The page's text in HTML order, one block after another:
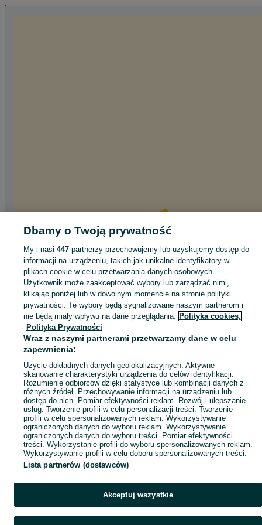
Ups! Coś poszło nie tak...
Odśwież lub wróć na stronę główną
Odśwież
Dbamy o Twoją prywatność
My i nasi 447partnerzy przechowujemy lub uzyskujemy dostęp do
informacji na urządzeniu, takich jak unikalne identyfikatory w
plikach cookie w celu przetwarzania danych osobowych.
Użytkownik może zaakceptować wybory lub zarządzać nimi,
klikając poniżej lub w dowolnym momencie na stronie polityki
prywatności. Te wybory będą sygnalizowane naszym partnerom i
nie będą miały wpływu na dane przeglądania. Polityka cookies,
Polityka Prywatności
Wraz z naszymi partnerami przetwarzamy dane w celu
zapewnienia:
Użycie dokładnych danych geolokalizacyjnych. Aktywne
skanowanie charakterystyki urządzenia do celów identyfikacji.
Rozumienie odbiorców dzięki statystyce lub kombinacji danych z
różnych źródeł. Przechowywanie informacji na urządzeniu lub
dostęp do nich. Pomiar efektywności reklam. Rozwój i ulepszanie
usług. Tworzenie profili w celu personalizacji treści. Tworzenie
profili w celu spersonalizowanych reklam. Wykorzystywanie
ograniczonych danych do wyboru reklam. Wykorzystywanie
ograniczonych danych do wyboru treści. Pomiar efektywności
treści. Wykorzystanie profili do wyboru spersonalizowanych reklam.
Wykorzystywanie profili w celu doboru spersonalizowanych treści.
Lista partnerów (dostawców)
Akceptuj wszystkie